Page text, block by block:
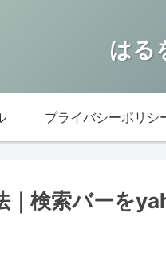
はる
プライバシーポリシ
検索バーを